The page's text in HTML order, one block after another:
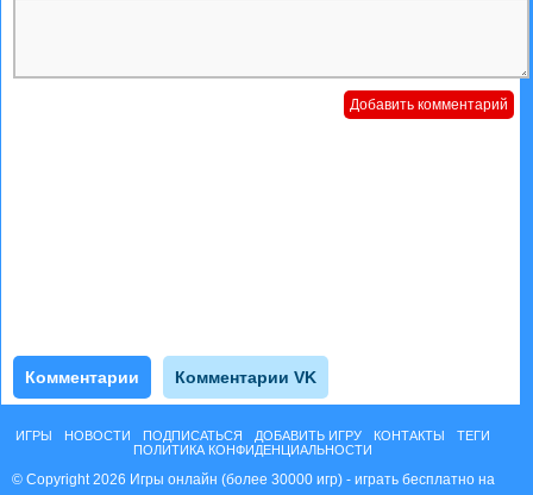
Комментарии Комментарии VK
ИГРЫ НОВОСТИ ПОДПИСАТЬСЯ ДОБАВИТЬ ИГРУ КОНТАКТЫ
ТЕГИ
ПОЛИТИКА КОНФИДЕНЦИАЛЬНОСТИ
© Copyright 2026 Игры онлайн (более 30000 игр) - играть бесплатно на